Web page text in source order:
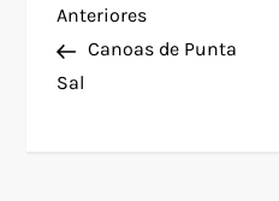
N
a
Entrada
anterior
Anteriores
Canoas de Punta
Sal